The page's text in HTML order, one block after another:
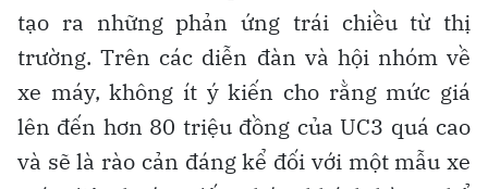
tạo ra những phản ứng trái chiều từ thị
trường. Trên các diễn đàn và hội nhóm về
xe máy, không ít ý kiến cho rằng mức giá
lên đến hơn 80 triệu đồng của UC3 quá cao
và sẽ là rào cản đáng kể đối với một mẫu xe